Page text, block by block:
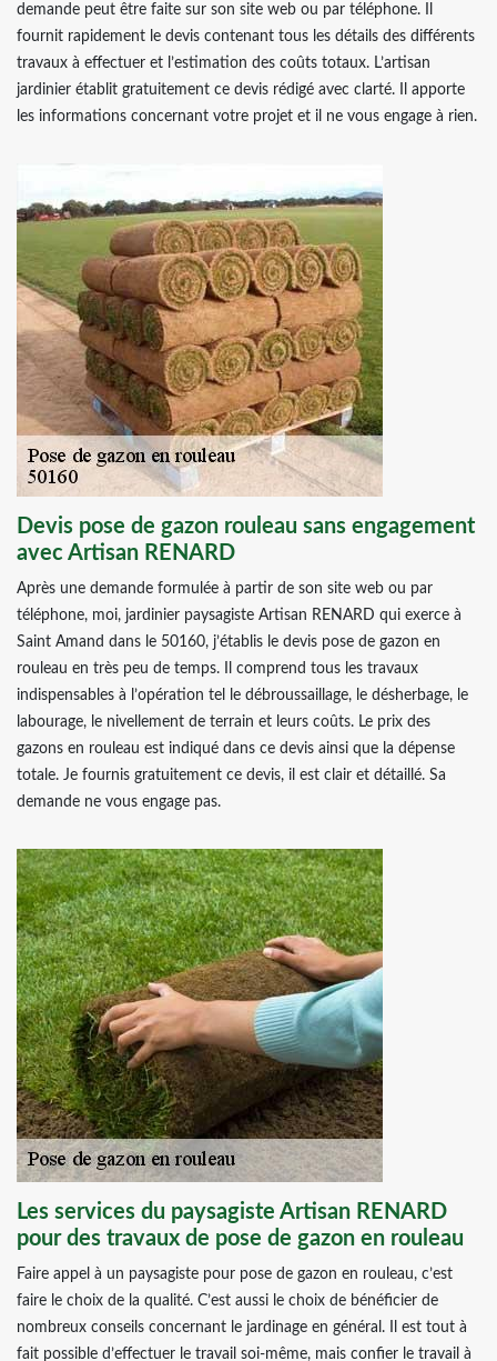
demande peut être faite sur son site web ou par téléphone. Il
fournit rapidement le devis contenant tous les détails des différents
travaux à effectuer et l’estimation des coûts totaux. L’artisan
jardinier établit gratuitement ce devis rédigé avec clarté. Il apporte
les informations concernant votre projet et il ne vous engage à rien.
Devis pose de gazon rouleau sans engagement
avec Artisan RENARD
Après une demande formulée à partir de son site web ou par
téléphone, moi, jardinier paysagiste Artisan RENARD qui exerce à
Saint Amand dans le 50160, j’établis le devis pose de gazon en
rouleau en très peu de temps. Il comprend tous les travaux
indispensables à l’opération tel le débroussaillage, le désherbage, le
labourage, le nivellement de terrain et leurs coûts. Le prix des
gazons en rouleau est indiqué dans ce devis ainsi que la dépense
totale. Je fournis gratuitement ce devis, il est clair et détaillé. Sa
demande ne vous engage pas.
Les services du paysagiste Artisan RENARD
pour des travaux de pose de gazon en rouleau
Faire appel à un paysagiste pour pose de gazon en rouleau, c’est
faire le choix de la qualité. C’est aussi le choix de bénéficier de
nombreux conseils concernant le jardinage en général. Il est tout à
fait possible d’effectuer le travail soi-même, mais confier le travail à